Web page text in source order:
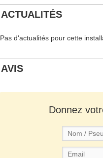
ACTUALITÉS
Pas d'actualités pour cette
AVIS
Donnez